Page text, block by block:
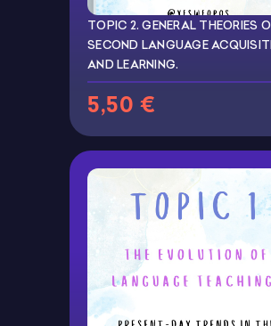
TOPIC 2. GENERAL THEORIES
SECOND LANGUAGE
AND LEARNING.
5,50 €